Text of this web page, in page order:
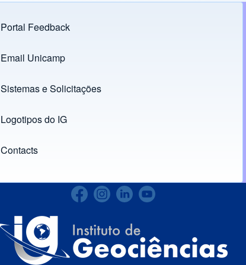
Footer menu
Portal Feedback
Links
Email Unicamp
(opens in new tab)
Sistemas e Solicitações
(opens in new tab)
Logotipos do IG
(opens in new tab)
Contacts